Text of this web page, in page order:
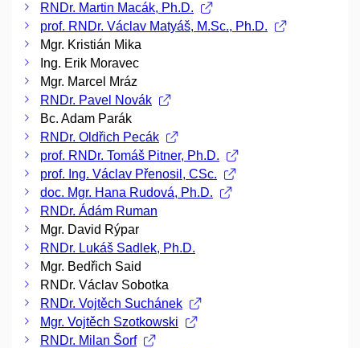
RNDr. Martin Macák, Ph.D.
prof. RNDr. Václav Matyáš, M.Sc., Ph.D.
Mgr. Kristián Mika
Ing. Erik Moravec
Mgr. Marcel Mráz
RNDr. Pavel Novák
Bc. Adam Parák
RNDr. Oldřich Pecák
prof. RNDr. Tomáš Pitner, Ph.D.
prof. Ing. Václav Přenosil, CSc.
doc. Mgr. Hana Rudová, Ph.D.
RNDr. Ádám Ruman
Mgr. David Rýpar
RNDr. Lukáš Sadlek, Ph.D.
Mgr. Bedřich Said
RNDr. Václav Sobotka
RNDr. Vojtěch Suchánek
Mgr. Vojtěch Szotkowski
RNDr. Milan Šorf